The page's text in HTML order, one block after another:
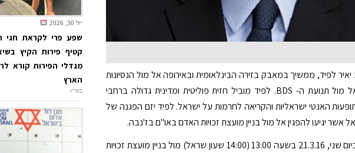
יאיר לפיד, ממשיך במאבק בזירה הבינלאומית ובאירופה אל מול הנסיונות
לפגוע בישראל ואל מול תנועת ה- BDS. לפיד מוביל חזית פוליטית ומדינית גדולה ברחבי
האנטי ישראליות והקריאה לחרמות על ישראל. לפיד יזם הפגנה של
אשר יגיעו להפגין אל מול בניין מועצת זכויות האדם באו"ם בז'נבה.
ההפגנה תתקיים ביום שני, 21.3.16 בשעה 13:00 (14:00 שעון שראל) מול בניין מועצת זכויות
יול 30, 2026
שפע פרי לקראת חגי
קטיף פירות הקיץ
מגדלי הפירות קורא
הארץ
בארץ